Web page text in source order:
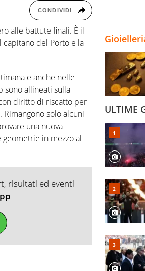
CONDIVIDI
alle battute finali. È il
capitano del Porto e la
e anche nelle
sono allineati sulla
diritto di riscatto per
solo alcuni
una nuova
geometrie in mezzo al
risultati ed eventi
ULTIME